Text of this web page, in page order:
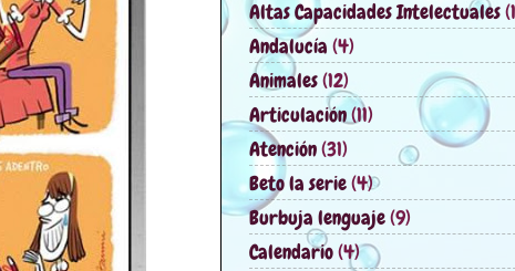
Altas Capacidades Intelectuales
Andalucía (4)
Animales(12)
Articulación(11)
Atención(31)
Beto la serie(4)
Burbuja lenguaje(9)
Calendario(4)